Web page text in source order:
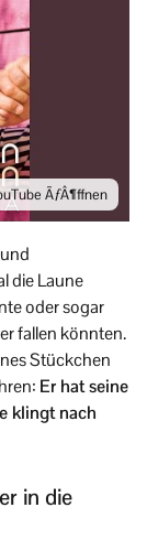
ÃƒÂ¶ffnen
die Laune
oder sogar
fallen könnten.
Stückchen
Er hat seine
klingt nach
in die